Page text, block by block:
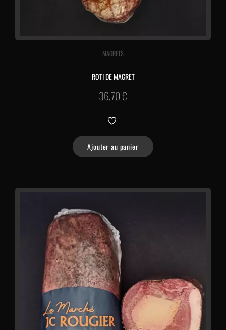
MAGRETS
ROTI DE MAGRET
36,70€
Ajouter au panier